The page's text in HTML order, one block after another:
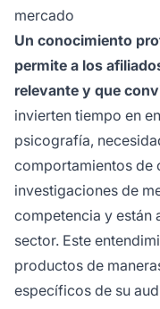
mercado
Un conocimiento
permite a los
relevante y que
invierten tiempo en
psicografía,
comportamientos de
investigaciones de
competencia y están
sector. Este
productos de
específicos de su